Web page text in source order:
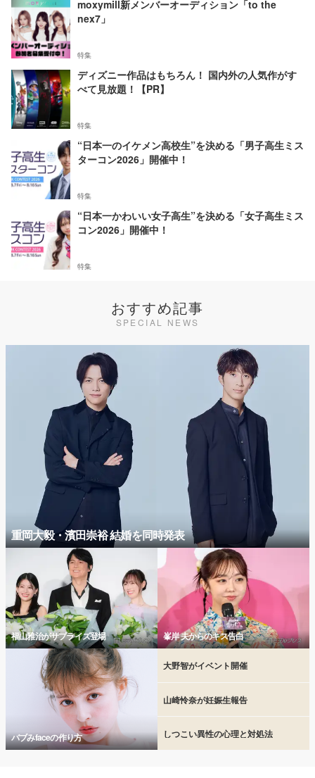
moxymill新メンバーオーディション「to the
nex7」
特集
ディズニー作品はもちろん！ 国内外の人気作がす
べて見放題！【PR】
特集
“日本一のイケメン高校生”を決める「男子高生ミス
ターコン2026」開催中！
特集
“日本一かわいい女子高生”を決める「女子高生ミス
コン2026」開催中！
特集
おすすめ記事
SPECIAL NEWS
重岡大毅・濱田崇裕 結婚を同時発表
福山雅治がサプライズ登場 峯岸 夫からのキス告白
バブみfaceの作り方
大野智がイベント開催
山崎怜奈が妊娠生報告
しつこい異性の心理と対処法